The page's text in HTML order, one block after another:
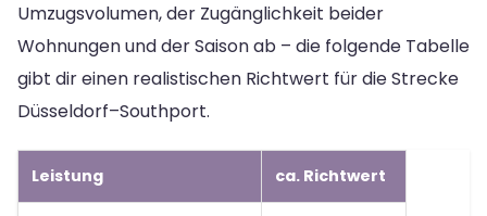
Umzugsvolumen, der Zugänglichkeit beider
Wohnungen und der Saison ab – die folgende Tabelle
gibt dir einen realistischen Richtwert für die Strecke
Düsseldorf–Southport.
Leistung ca. Richtwert